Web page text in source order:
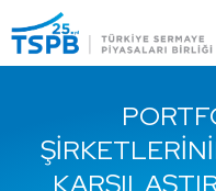
Close